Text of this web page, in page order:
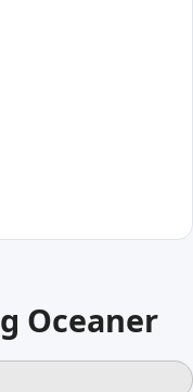
Oceaner